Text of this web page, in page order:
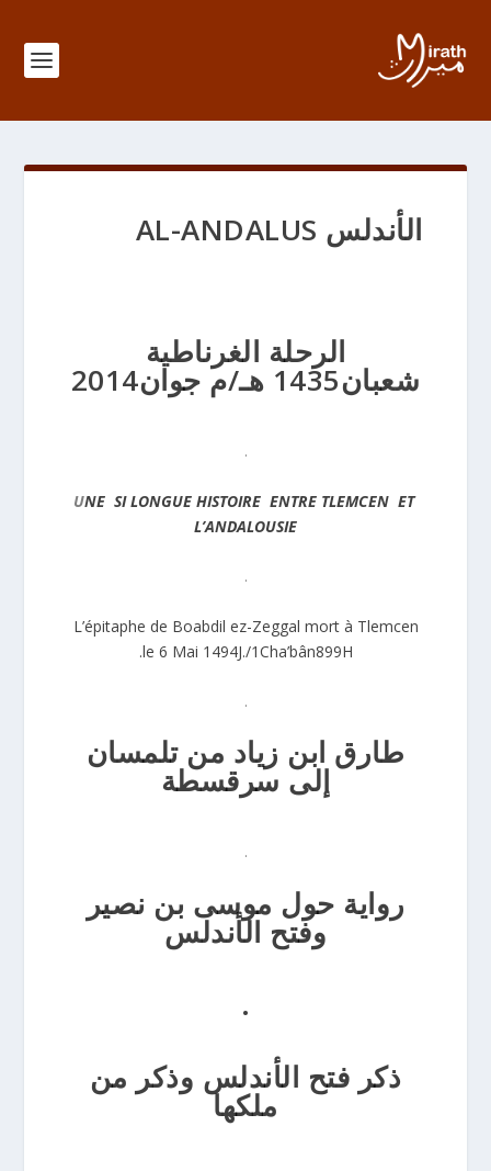
الأندلس AL-ANDALUS
الرحلة الغرناطية
شعبان1435 هـ/م جوان2014
.
UNE SI LONGUE HISTOIRE ENTRE TLEMCEN ET
L’ANDALOUSIE
.
L’épitaphe de Boabdil ez-Zeggal mort à Tlemcen
le 6 Mai 1494J./1Cha’bân899H.
.
طارق ابن زياد من تلمسان
إلى سرقسطة
.
رواية حول موسى بن نصير
وفتح الأندلس
.
ذكر فتح الأندلس وذكر من
ملكها